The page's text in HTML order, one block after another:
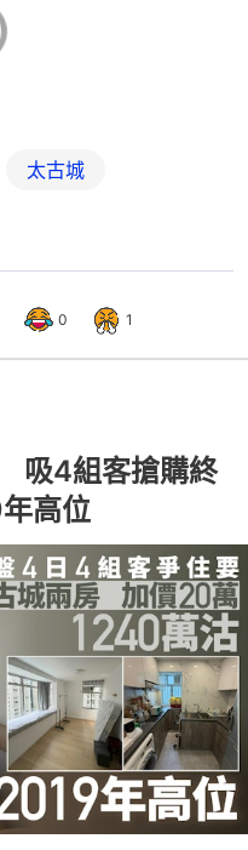
太古城
0 1
吸4組客搶購終
高位